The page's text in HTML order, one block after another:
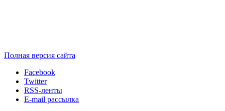
Полная версия сайта
Facebook
Twitter
RSS-ленты
E-mail рассылка